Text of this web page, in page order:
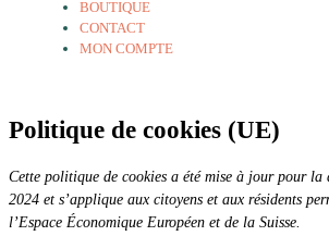
BOUTIQUE
CONTACT
MON COMPTE
Politique de cookies (UE)
Cette politique de cookies a été mise à jour pour
2024 et s’applique aux citoyens et aux résidents
l’Espace Économique Européen et de la Suisse.